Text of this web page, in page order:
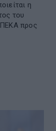
η
του
προς